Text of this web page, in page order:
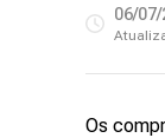
06/
Os